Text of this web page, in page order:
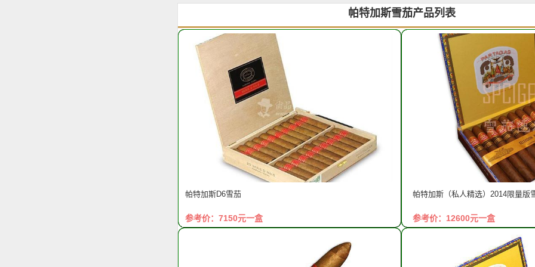
帕特加斯雪茄产品列表
帕特加斯D6雪茄
参考价：7150元一盒
帕特加斯（私人精选）2014限量版
参考价：12600元一盒